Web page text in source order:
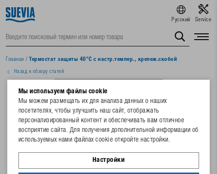
Русский Service
Главная / Термостат защиты 40°C с настр.темпер., крепеж.скобой
Назад к обзору статей
Мы используем файлы cookie
Мы можем размещать их для анализа данных о наших
посетителях, чтобы улучшить наш сайт, отображать
персонализированный контент и обеспечивать вам отличное
восприятие сайта. Для получения дополнительной информации об
используемых нами файлах cookie откройте настройки.
Настройки